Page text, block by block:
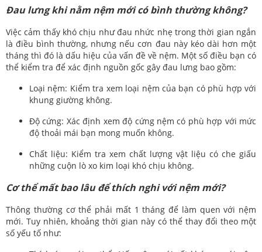
Đau lưng khi nằm nệm mới có bình thường không?
Việc cảm thấy khó chịu như đau nhức nhẹ trong thời gian ngắn
là điều bình thường, nhưng nếu cơn đau này kéo dài hơn một
tháng thì đó là dấu hiệu của vấn đề về nệm. Một số điều bạn có
thể kiểm tra để xác định nguồn gốc gây đau lưng bao gồm:
Loại nệm: Kiểm tra xem loại nệm của bạn có phù hợp với
khung giường không.
Độ cứng: Xác định xem độ cứng nệm có phù hợp với mức
độ thoải mái bạn mong muốn không.
Chất liệu: Kiểm tra xem chất lượng vật liệu có che giấu
những cuộn lò xo kim loại khó chịu không.
Cơ thể mất bao lâu để thích nghi với nệm mới?
Thông thường cơ thể phải mất 1 tháng để làm quen với nệm
mới. Tuy nhiên, khoảng thời gian này có thể thay đổi theo một
số yếu tố như: